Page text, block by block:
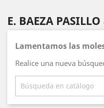
E. BAEZA
Lamentamos las
Realice una nueva